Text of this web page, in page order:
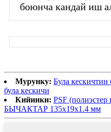
боюнча кандай иш
Мурунку: Була
була кескичи
Кийинки: PSF
БЫЧАКТАР 135x19x1.4 мм